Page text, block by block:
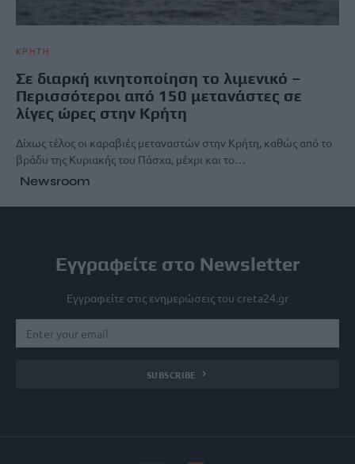
ΚΡΗΤΗ
Σε διαρκή κινητοποίηση το λιμενικό –
Περισσότεροι από 150 μετανάστες σε
λίγες ώρες στην Κρήτη
Δίχως τέλος οι καραβιές μεταναστών στην Κρήτη, καθώς από το
βράδυ της Κυριακής του Πάσχα, μέχρι και το…
Newsroom
Εγγραφείτε στο Newsletter
Εγγραφείτε στις ενημερώσεις του creta24.gr
SUBSCRIBE